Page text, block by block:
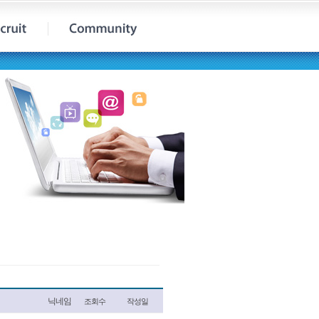
닉네임 조회수 작성일